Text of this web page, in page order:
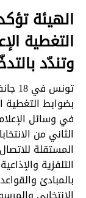
الهيئة
التغطية
وتندّد
بضوابط التغطية
في وسائل
الثاني من
المستقلة
التلفزية
بالمبادئ